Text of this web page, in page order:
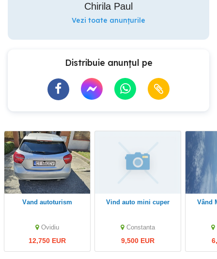
Chirila Paul
Vezi toate anunțurile
Distribuie anunțul pe
Vand autoturism
Ovidiu
12,750 EUR
vind auto mini cuper
Constanta
9,500 EUR
Vând Mercedes-Benz